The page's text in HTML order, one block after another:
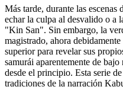
Más tarde, durante las
echar la culpa al desvalido o a
"Kin San". Sin embargo, la
magistrado, ahora
superior para revelar sus
samurái aparentemente de
desde el principio. Esta serie
tradiciones de la narración